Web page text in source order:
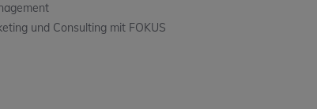
und Consulting mit FOKUS